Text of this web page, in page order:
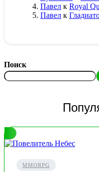
Павел к Royal
Павел к
Поиск
MMORPG